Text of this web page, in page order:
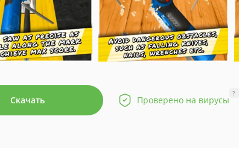
Скачать Проверено на вирусы
?